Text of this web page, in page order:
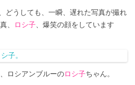
どうしても、一瞬、遅れた写真が撮れ
、
ロシ子、爆笑の顔をしています
ロシアンブルーのロシ子ちゃん。